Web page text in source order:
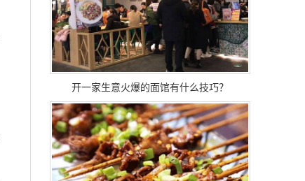
开一家生意火爆的面馆有什么技巧？